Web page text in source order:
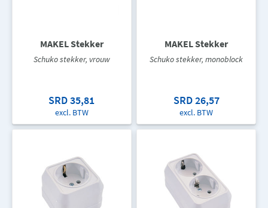
MAKEL Stekker
Schuko stekker, vrouw
SRD 35,81
excl. BTW
MAKEL Stekker
Schuko stekker, monoblock
SRD 26,57
excl. BTW